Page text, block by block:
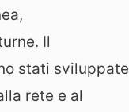
Il
stati sviluppate
rete e al